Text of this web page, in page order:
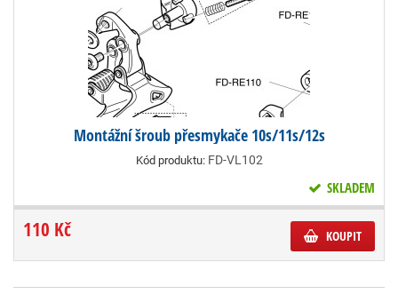
Montážní šroub přesmykače 10s/11s/12s
Kód produktu: FD-VL102
SKLADEM
110 Kč KOUPIT